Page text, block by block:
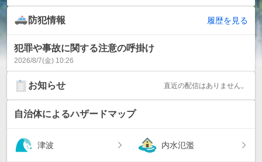
防犯情報 履歴を見る
犯罪や事故に関する注意の呼掛け
2026/8/7(金) 10:26
お知らせ 直近の配信はありません。
自治体によるハザードマップ
津波 内水氾濫